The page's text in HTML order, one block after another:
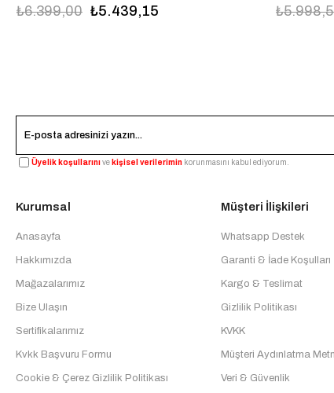
₺5.439,15
₺6.399,00
Üyelik koşullarınıve kişisel verilerimin korunmasını kabul ediyorum.
Kurumsal
Anasayfa
Hakkımızda
Mağazalarımız
Bize Ulaşın
Sertifikalarımız
Kvkk Başvuru Formu
Cookie & Çerez Gizlilik Politikası
Müşteri İlişkileri
Whatsapp Destek
Garanti & İade Koşulları
Kargo & Teslimat
Gizlilik Politikası
KVKK
Müşteri Aydınlatma
Veri & Güvenlik